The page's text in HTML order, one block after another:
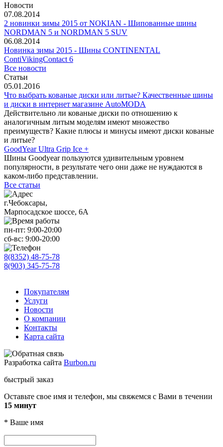
Новости
07.08.2014
2 новинки зимы 2015 от NOKIAN - Шипованные шины
NORDMAN 5 и NORDMAN 5 SUV
06.08.2014
Новинка зимы 2015 - Шины CONTINENTAL
ContiVikingContact 6
Все новости
Статьи
05.01.2016
Что выбрать кованые диски или литые? Качественные шины
и диски в интернет магазине AutoMODA
Действительно ли кованые диски по отношению к
аналогичным литым моделям имеют множество
преимуществ? Какие плюсы и минусы имеют диски кованые
и литые?
GoodYear Ultra Grip Ice +
Шины Goodyear пользуются удивительным уровнем
популярности, в результате чего они даже не нуждаются в
каком-либо представлении.
Все статьи
г.Чебоксары,
Марпосадское шоссе, 6А
пн-пт: 9:00-20:00
сб-вс: 9:00-20:00
8(8352) 48-75-78
8(903) 345-75-78
Покупателям
Услуги
Новости
О компании
Контакты
Карта сайта
Разработка сайта Burbon.ru
быстрый заказ
Оставьте свое имя и телефон, мы свяжемся с Вами в течении
15 минут
* Ваше имя